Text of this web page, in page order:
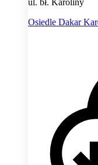
ul. bł. Karoliny
Osiedle Dakar